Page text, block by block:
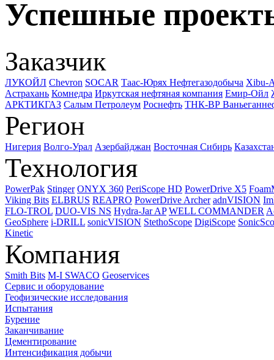
Успешные
Заказчик
ЛУКОЙЛ Chevron SOCAR Таас-Юрях Нефтегазодобыча Xibu-
Астрахань Комнедра Иркутская нефтяная компания Емир-Ойл
АРКТИКГАЗ Салым Петролеум Роснефть ТНК-ВР
Регион
Нигерия Волго-Урал Азербайджан Восточная Сибирь
Технология
PowerPak Stinger ONYX 360 PeriScope HD PowerDrive X5
Viking Bits ELBRUS REAPRO PowerDrive Archer adnVISION
FLO-TROL DUO-VIS NS Hydra-Jar AP WELL COMMANDER
GeoSphere i-DRILL sonicVISION StethoScope DigiScope
Kinetic
Компания
Smith Bits M-I SWACO Geoservices
Сервис и оборудование
Геофизические исследования
Испытания
Бурение
Заканчивание
Цементирование
Интенсификация добычи